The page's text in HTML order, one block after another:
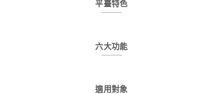
平臺特色
六大功能
適用對象